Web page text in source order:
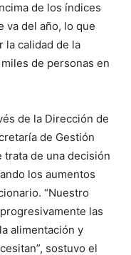
de los índices
va del año, lo que
la calidad de la
de personas en
de la Dirección de
de Gestión
trata de una decisión
los aumentos
“Nuestro
las
alimentación y
sostuvo el